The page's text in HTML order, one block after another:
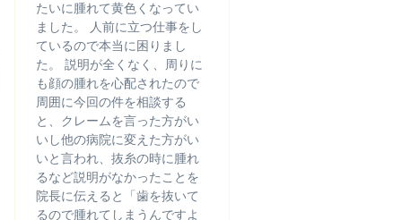
たいに腫れて黄色くなってい
ました。 人前に立つ仕事をし
ているので本当に困りまし
た。 説明が全くなく、周りに
も顔の腫れを心配されたので
周囲に今回の件を相談する
と、クレームを言った方がい
いし他の病院に変えた方がい
いと言われ、抜糸の時に腫れ
るなど説明がなかったことを
院長に伝えると「歯を抜いて
るので腫れてしまうんですよ